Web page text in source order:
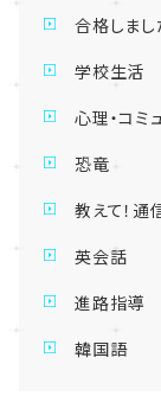
合格しまし
学校生活
心理・コミ
恐竜
教えて！通
英会話
進路指導
韓国語